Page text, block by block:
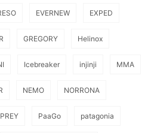
EVERNEW EXPED
GREGORY Helinox
Icebreaker injinji MMA
NEMO NORRONA
PaaGo patagonia